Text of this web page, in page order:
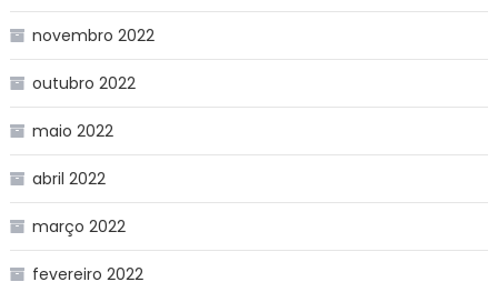
novembro 2022
outubro 2022
maio 2022
abril 2022
março 2022
fevereiro 2022